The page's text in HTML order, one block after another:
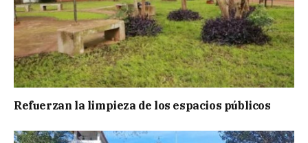
Refuerzan la limpieza de los espacios públicos